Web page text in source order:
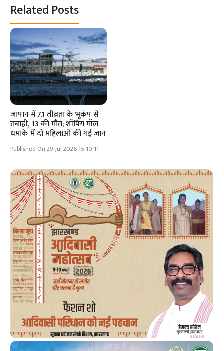
Related Posts
जापान में 7.1 तीव्रता के भूकंप से
तबाही, 13 की मौत; शॉपिंग मॉल
धमाके में दो महिलाओं की गई जान
Published On 29 Jul 2026 15:10:11